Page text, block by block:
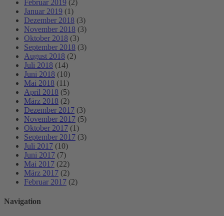
Februar 2019 (2)
Januar 2019 (1)
Dezember 2018 (3)
November 2018 (3)
Oktober 2018 (3)
September 2018 (3)
August 2018 (2)
Juli 2018 (14)
Juni 2018 (10)
Mai 2018 (11)
April 2018 (5)
März 2018 (2)
Dezember 2017 (3)
November 2017 (5)
Oktober 2017 (1)
September 2017 (3)
Juli 2017 (10)
Juni 2017 (7)
Mai 2017 (22)
März 2017 (2)
Februar 2017 (2)
Navigation